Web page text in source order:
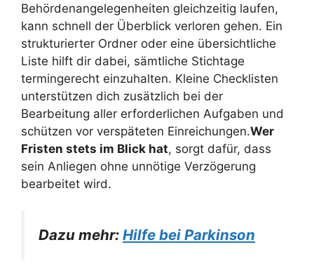
Behördenangelegenheiten gleichzeitig laufen,
kann schnell der Überblick verloren gehen. Ein
strukturierter Ordner oder eine übersichtliche
Liste hilft dir dabei, sämtliche Stichtage
termingerecht einzuhalten. Kleine Checklisten
unterstützen dich zusätzlich bei der
Bearbeitung aller erforderlichen Aufgaben und
schützen vor verspäteten Einreichungen.Wer
Fristen stets im Blick hat, sorgt dafür, dass
sein Anliegen ohne unnötige Verzögerung
bearbeitet wird.
Dazu mehr: Hilfe bei Parkinson